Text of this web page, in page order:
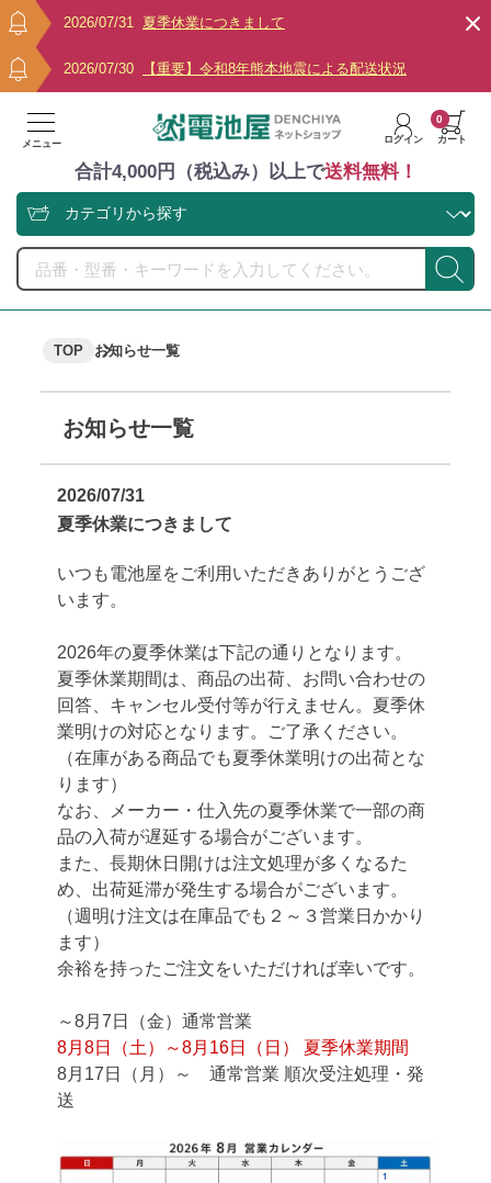
2026/07/31 夏季休業につきまして
2026/07/30 【重要】令和8年熊本地震による配送状況
メニュー ログイン カート
0
合計4,000円（税込み）以上で送料無料！
TOP お知らせ一覧
お知らせ一覧
2026/07/31
夏季休業につきまして
いつも電池屋をご利用いただきありがとうござ
います。
2026年の夏季休業は下記の通りとなります。
夏季休業期間は、商品の出荷、お問い合わせの
回答、キャンセル受付等が行えません。夏季休
業明けの対応となります。ご了承ください。
（在庫がある商品でも夏季休業明けの出荷とな
ります）
なお、メーカー・仕入先の夏季休業で一部の商
品の入荷が遅延する場合がございます。
また、長期休日開けは注文処理が多くなるた
め、出荷延滞が発生する場合がございます。
（週明け注文は在庫品でも２～３営業日かかり
ます）
余裕を持ったご注文をいただければ幸いです。
～8月7日（金）通常営業
8月8日（土）～8月16日（日） 夏季休業期間
8月17日（月）～ 通常営業 順次受注処理・発
送